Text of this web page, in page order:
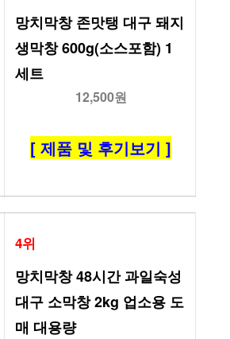
망치막창 존맛탱 대구 돼지
생막창 600g(소스포함) 1
세트
12,500원
[ 제품 및 후기보기 ]
4위
망치막창 48시간 과일숙성
대구 소막창 2kg 업소용 도
매 대용량